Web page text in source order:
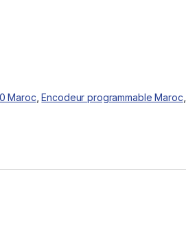
Maroc ,Encodeur programmable Maroc